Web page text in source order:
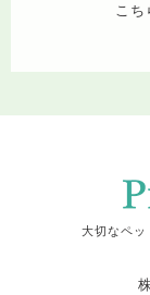
こち
大切なペッ